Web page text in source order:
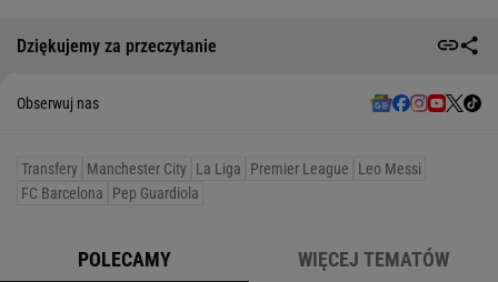
Dziękujemy za przeczytanie
Obserwuj nas
Transfery Manchester City La Liga Premier League
Leo Messi
FC Barcelona
Pep Guardiola
POLECAMY WIĘCEJ TEMATÓW